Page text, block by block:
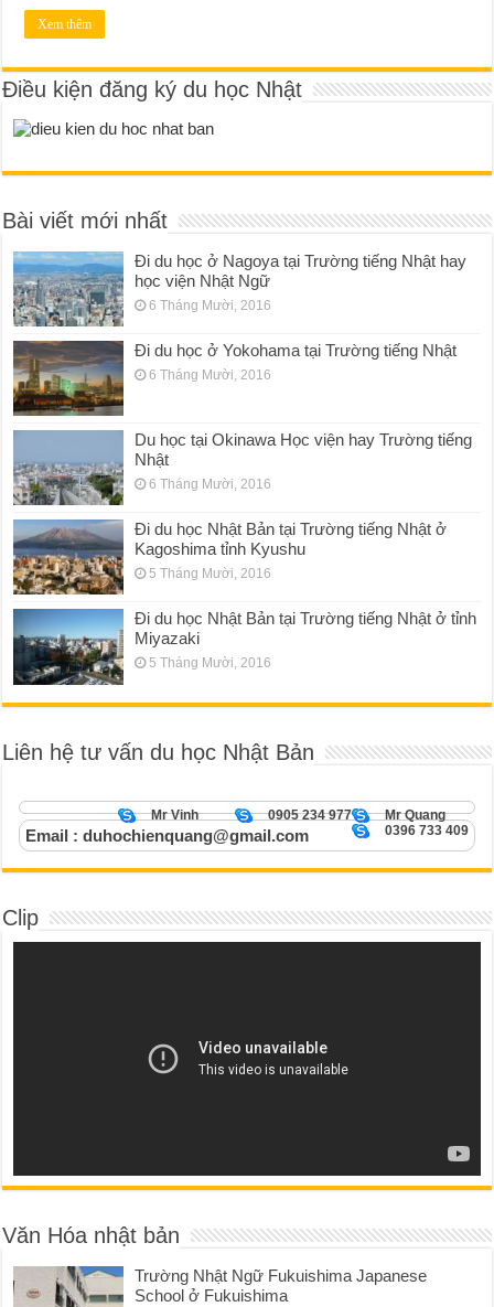
Xem thêm
Điều kiện đăng ký du học Nhật
Bài viết mới nhất
Đi du học ở Nagoya tại Trường tiếng Nhật hay
học viện Nhật Ngữ
6 Tháng Mười, 2016
Đi du học ở Yokohama tại Trường tiếng Nhật
6 Tháng Mười, 2016
Du học tại Okinawa Học viện hay Trường tiếng
Nhật
6 Tháng Mười, 2016
Đi du học Nhật Bản tại Trường tiếng Nhật ở
Kagoshima tỉnh Kyushu
5 Tháng Mười, 2016
Đi du học Nhật Bản tại Trường tiếng Nhật ở tỉnh
Miyazaki
5 Tháng Mười, 2016
Liên hệ tư vấn du học Nhật Bản
Mr Quang
0905 234 977
Mr Vinh
0396 733 409
Email : duhochienquang@gmail.com
Clip
Văn Hóa nhật bản
Trường Nhật Ngữ Fukuishima Japanese
School ở Fukuishima